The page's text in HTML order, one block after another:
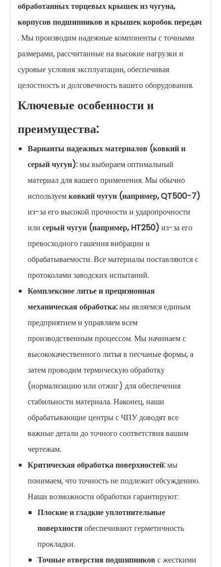
обработанных торцевых крышек из чугуна,
корпусов подшипников и крышек коробок передач
. Мы производим надежные компоненты с точными
размерами, рассчитанные на высокие нагрузки и
суровые условия эксплуатации, обеспечивая
целостность и долговечность вашего оборудования.
Ключевые особенности и
преимущества:
Варианты надежных материалов (ковкий и
серый чугун):мы выбираем оптимальный
материал для вашего применения. Мы обычно
используемковкий чугун (например, QT500-7)
из-за его высокой прочности и ударопрочности
или серый чугун (например, HT250) из-за его
превосходного гашения вибрации и
обрабатываемости. Все материалы поставляются с
протоколами заводских испытаний.
Комплексное литье и прецизионная
механическая обработка:мы являемся единым
предприятием и управляем всем
производственным процессом. Мы начинаем с
высококачественного литья в песчаные формы, а
затем проводим термическую обработку
(нормализацию или отжиг) для обеспечения
стабильности материала. Наконец, наши
обрабатывающие центры с ЧПУ доводят все
важные детали до точного соответствия вашим
чертежам.
Критическая обработка поверхностей:мы
понимаем, что точность не подлежит обсуждению.
Наши возможности обработки гарантируют:
Плоские и гладкие уплотнительные
поверхностиобеспечивают герметичность
прокладки.
Точные отверстия подшипников с жесткими